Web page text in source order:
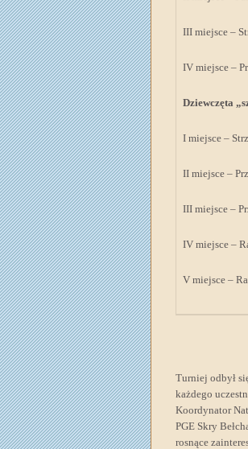
III miejsce –
IV miejsce –
Dziewczęta
I miejsce –
II miejsce –
III miejsce –
IV miejsce –
V miejsce –
Turniej odbył
każdego
Koordynator
PGE Skry
rosnące